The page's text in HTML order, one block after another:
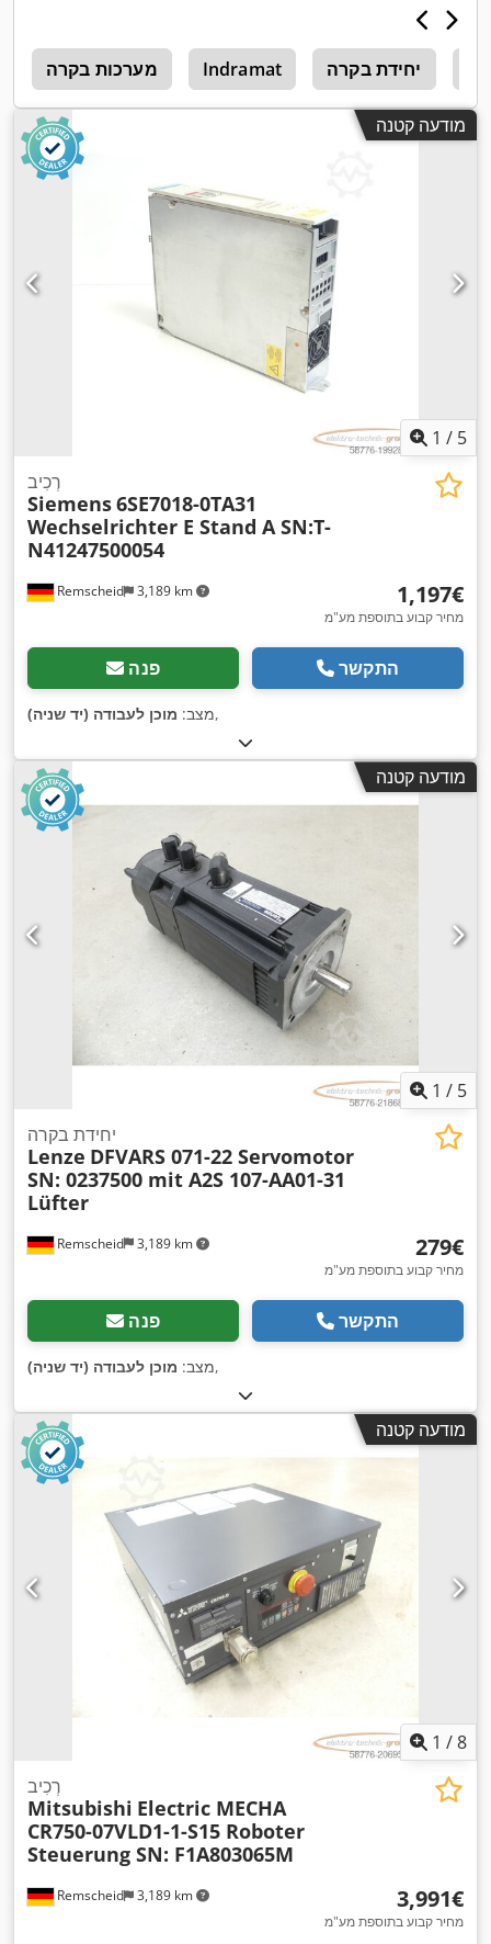
מערכות בקרה Indramat יחידת בקרה
מודעה קטנה
1 / 5
Remscheid 3,189 km
רְכִיב
Siemens6SE7018-0TA31
Wechselrichter E Stand A SN:T-
N41247500054
‏1,197 ‏€
מחיר קבוע בתוספת מע"מ
פנה התקשר
מצב: מוכן לעבודה (יד שניה) ,
מודעה קטנה
1 / 5
Remscheid 3,189 km
יחידת בקרה
Lenze DFVARS 071-22 Servomotor
SN: 0237500 mit A2S 107-AA01-31
Lüfter
‏279 ‏€
מחיר קבוע בתוספת מע"מ
פנה התקשר
מצב: מוכן לעבודה (יד שניה) ,
מודעה קטנה
1 /8
Remscheid 3,189 km
רְכִיב
Mitsubishi Electric MECHA
CR750-07VLD1-1-S15 Roboter
Steuerung SN: F1A803065M
‏3,991 ‏€
מחיר קבוע בתוספת מע"מ